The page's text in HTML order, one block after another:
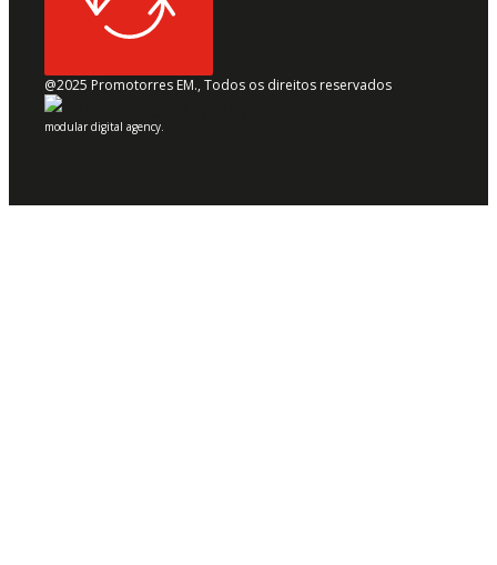
@2025 Promotorres EM., Todos os direitos reservados
modular digital agency.